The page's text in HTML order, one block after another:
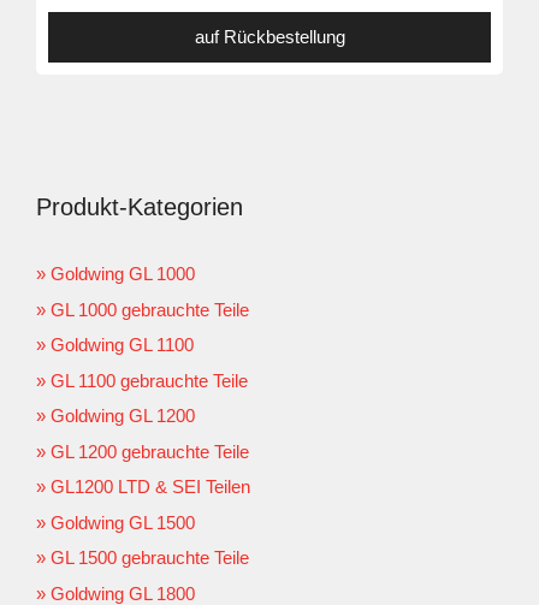
auf Rückbestellung
Produkt-Kategorien
Goldwing GL 1000
GL 1000 gebrauchte Teile
Goldwing GL 1100
GL 1100 gebrauchte Teile
Goldwing GL 1200
GL 1200 gebrauchte Teile
GL1200 LTD & SEI Teilen
Goldwing GL 1500
GL 1500 gebrauchte Teile
Goldwing GL 1800